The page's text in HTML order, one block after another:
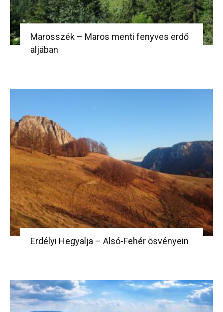
Marosszék – Maros menti fenyves erdő
aljában
Erdélyi Hegyalja – Alsó-Fehér ösvényein